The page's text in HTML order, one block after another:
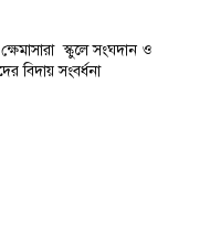
স্কুলে সংঘদান ও
বিদায় সংবর্ধনা